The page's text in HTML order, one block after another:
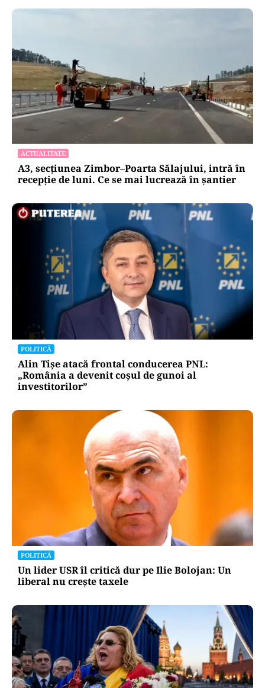
ACTUALITATE
A3, secțiunea Zimbor–Poarta Sălajului, intră în
recepție de luni. Ce se mai lucrează în șantier
POLITICĂ
Alin Tișe atacă frontal conducerea PNL:
„România a devenit coșul de gunoi al
investitorilor”
POLITICĂ
Un lider USR îl critică dur pe Ilie Bolojan: Un
liberal nu crește taxele